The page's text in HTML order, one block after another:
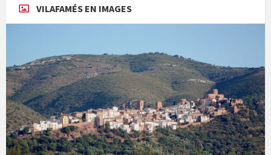
Concerts al Museu
VILAFAMÉS EN IMAGES